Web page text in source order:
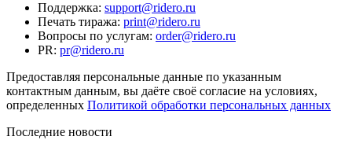
Поддержка: support@ridero.ru
Печать тиража: print@ridero.ru
Вопросы по услугам: order@ridero.ru
PR: pr@ridero.ru
Предоставляя персональные данные по указанным
контактным данным, вы даёте своё согласие на условиях,
определенных Политикой обработки персональных данных
Последние новости